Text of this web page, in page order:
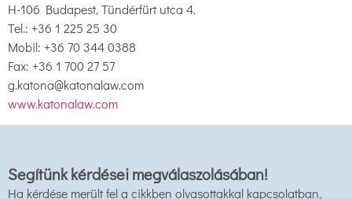
H-106 Budapest, Tündérfürt utca 4.
Tel.: +36 1 225 25 30
Mobil: +36 70 344 0388
Fax: +36 1 700 27 57
g.katona@katonalaw.com
www.katonalaw.com
Segítünk kérdései megválaszolásában!
Ha kérdése merült fel a cikkben olvasottakkal kapcsolatban,